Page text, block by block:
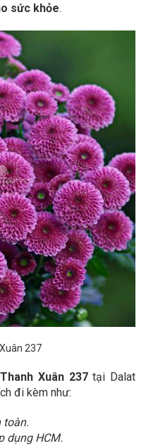
sức khỏe.
237
Xuân 237tại Dalat
đi kèm như:
toàn.
dụng HCM.